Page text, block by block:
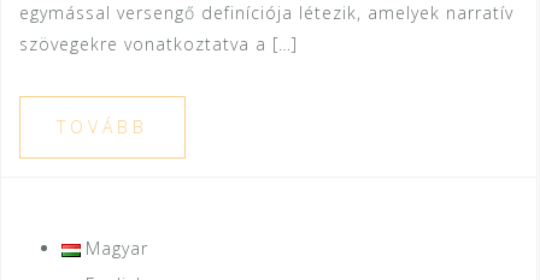
egymással versengő definíciója létezik, amelyek narratív
szövegekre vonatkoztatva a […]
TOVÁBB
Magyar